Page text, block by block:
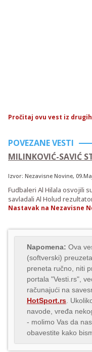
Pročitaj ovu vest iz
POVEZANE VESTI
MILINKOVIĆ-SAVIĆ
Izvor: Nezavisne Novine,
Fudbaleri Al Hilala osvojili
savladali Al Holud
Nastavak na Nezavisne
Napomena: Ova
(softverski)
preneta ručno, niti
portala "Vesti.rs",
računajući na
HotSport.rs .
navode, vređa
- molimo Vas da
obavestite kako